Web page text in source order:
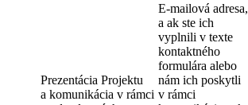
Prezentácia Projektu
a komunikácia v rámci
E-mailová adresa,
a ak ste ich
vyplnili v texte
kontaktného
formulára alebo
nám ich poskytli
v rámci